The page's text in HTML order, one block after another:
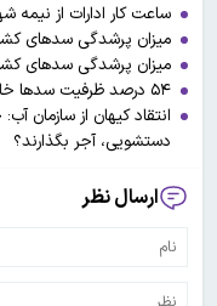
ساعت کار ادارات از نیمه
میزان پرشدگی سدهای کشور به ۵۸
میزان پرشدگی سدهای کشور به ۵۸
۵۴ درصد ظرفیت سد‌ها خالی است / افت ۱۲ درصدی ورودی آب به سد‌ها
انتقاد کیهان از سازمان
دستشویی، آجر بگذارند؟
ارسال نظر